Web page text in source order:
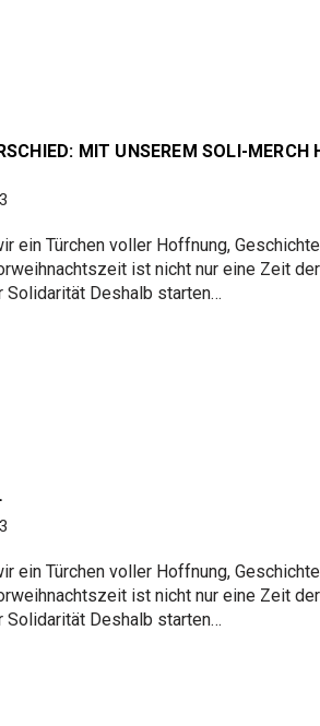
MIT UNSEREM SOLI-MERCH
ein Türchen voller Hoffnung,
ist nicht nur eine Zeit
Solidarität Deshalb starten…
ein Türchen voller Hoffnung,
ist nicht nur eine Zeit
Solidarität Deshalb starten…